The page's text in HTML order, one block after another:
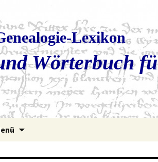
Lexikon
Wörterbuch